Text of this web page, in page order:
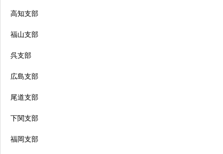
高知支部
福山支部
呉支部
広島支部
尾道支部
下関支部
福岡支部